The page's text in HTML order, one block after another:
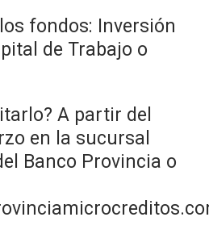
fondos: Inversión
de Trabajo o
A partir del
en la sucursal
Banco Provincia o